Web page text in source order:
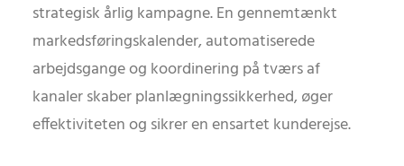
strategisk årlig kampagne. En gennemtænkt
markedsføringskalender, automatiserede
arbejdsgange og koordinering på tværs af
kanaler skaber planlægningssikkerhed, øger
effektiviteten og sikrer en ensartet kunderejse.